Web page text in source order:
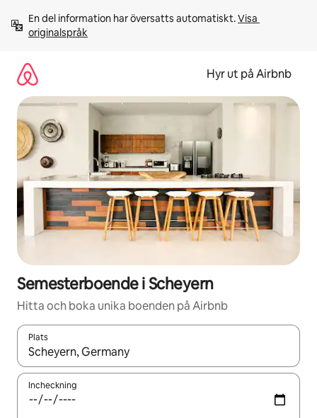
innehåll
En del information har översatts automatiskt. Visa
originalspråk
Hyr ut på Airbnb
Semesterboende i Scheyern
Hitta och boka unika boenden på Airbnb
Plats
När resultaten är tillgängliga kan du navigera med upp- och
Incheckning